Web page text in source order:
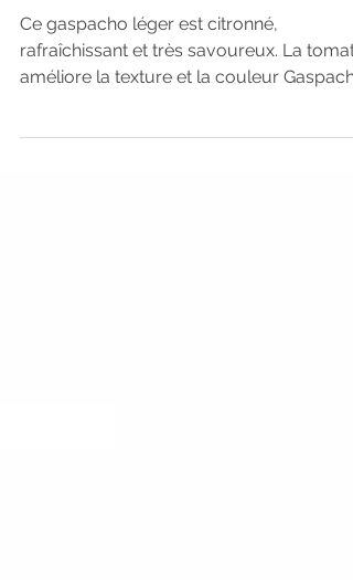
concombre
Ce gaspacho léger est citronné,
rafraîchissant et très savoureux. La
de concombre...